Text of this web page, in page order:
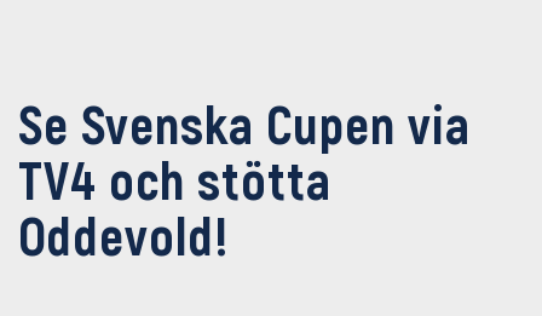
Se Svenska Cupen via
TV4 och stötta
Oddevold!